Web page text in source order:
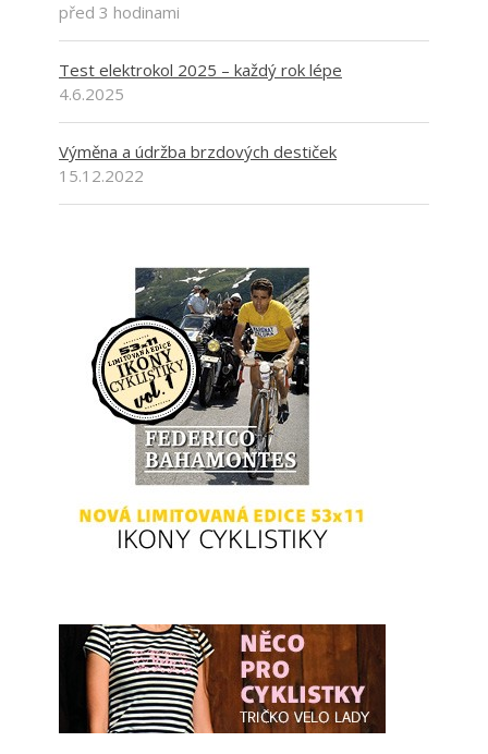
před 3 hodinami
Test elektrokol 2025 – každý rok lépe
4.6.2025
Výměna a údržba brzdových destiček
15.12.2022